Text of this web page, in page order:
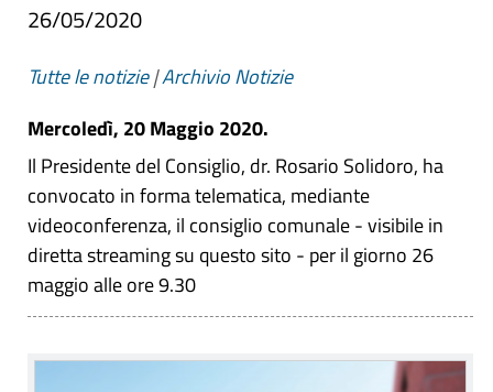
26/05/2020
Tutte le notizie|Archivio Notizie
Mercoledì, 20 Maggio 2020.
Il Presidente del Consiglio, dr. Rosario Solidoro, ha
convocato in forma telematica, mediante
videoconferenza, il consiglio comunale - visibile in
diretta streaming su questo sito - per il giorno 26
maggio alle ore 9.30